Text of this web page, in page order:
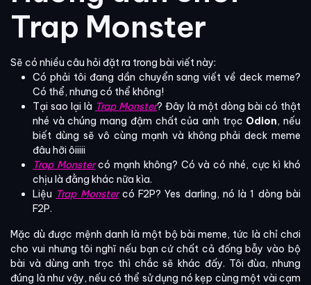
Trap Monster
Sẽ có nhiều câu hỏi đặt ra trong bài viết này:
Có phải tôi đang dần chuyển sang viết về deck meme?
Có thể, nhưng có thể không!
Tại sao lại là Trap Monster? Đây là một dòng bài có thật
nhé và chúng mang đậm chất của anh trọc Odion, nếu
biết dùng sẽ vô cùng mạnh và không phải deck meme
đâu hỡi ôiiiii
Trap Monstercó mạnh không? Có và có nhé, cực kì khó
chịu là đằng khác nữa kìa.
Liệu Trap Monstercó F2P? Yes darling, nó là 1 dòng bài
F2P.
Mặc dù được mệnh danh là một bộ bài meme, tức là chỉ chơi
cho vui nhưng tôi nghĩ nếu bạn cứ chất cả đống bẫy vào bộ
bài và dùng anh trọc thì chắc sẽ khác đấy. Tôi đùa, nhưng
đúng là như vậy, nếu có thể sử dụng nó kẹp cùng một vài cạm